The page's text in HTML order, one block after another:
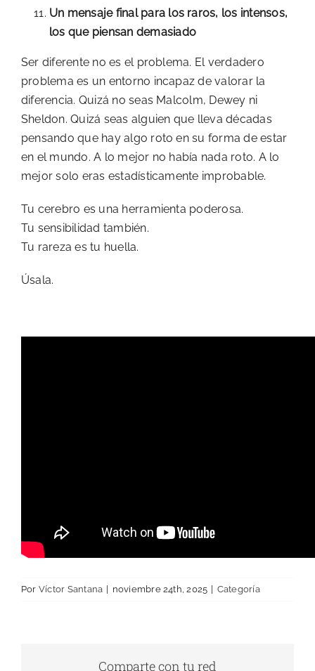
Un mensaje final para los raros, los intensos,
los que piensan demasiado
Ser diferente no es el problema. El verdadero
problema es un entorno incapaz de valorar la
diferencia. Quizá no seas Malcolm, Dewey ni
Sheldon. Quizá seas alguien que lleva décadas
pensando que hay algo roto en su forma de estar
en el mundo. A lo mejor no había nada roto. A lo
mejor solo eras estadísticamente improbable.
Tu cerebro es una herramienta poderosa.
Tu sensibilidad también.
Tu rareza es tu huella.
Úsala.
Por Víctor Santana | noviembre 24th, 2025 | Categoría
Comparte con tu red